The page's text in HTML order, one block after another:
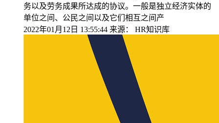
务以及劳务成果所达成的协议。一般是独立经济实体的
单位之间、公民之间以及它们相互之间产
2022年01月12日 13:55:44 来源： HR知识库